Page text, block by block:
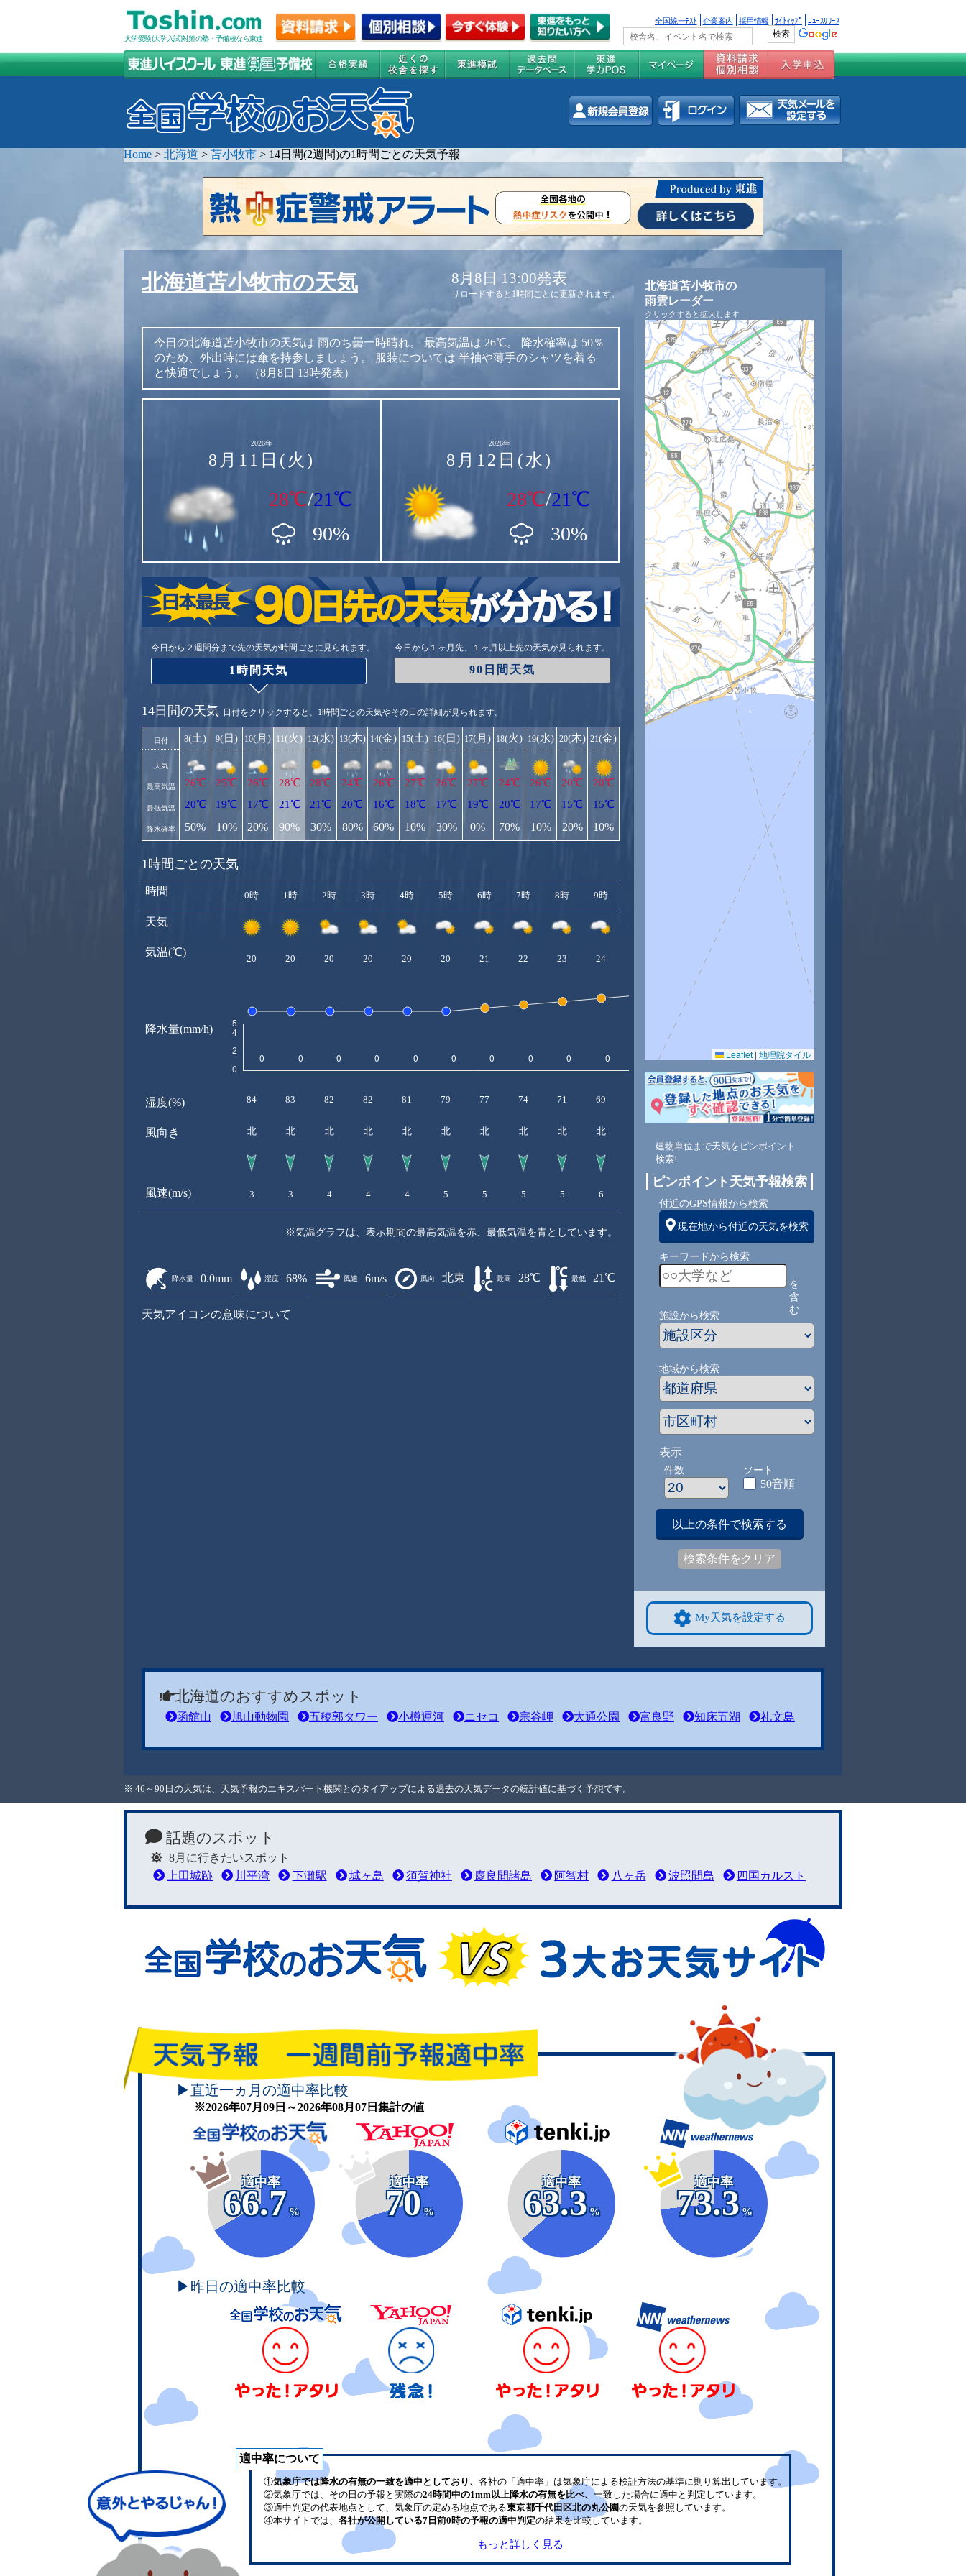
大学受験(大学入試)対策の塾・予備校なら東進
全国統一ﾃｽﾄ 企業案内 採用情報 ｻｲﾄﾏｯﾌﾟ ﾆｭｰｽﾘﾘｰｽ
Home > 北海道 > 苫小牧市 > 14日間(2週間)の1時間ごとの天気予報
北海道苫小牧市の天気 8月8日 13:00発表
リロードすると1時間ごとに更新されます。
今日の北海道苫小牧市の天気は 雨のち曇一時晴れ。 最高気温は 26℃。 降水確率は 50％
のため、外出時には傘を持参しましょう。
服装については 半袖や薄手のシャツを着る
と快適でしょう。
（8月8日 13時発表）
2026年
8月11日(火)
28℃/21℃
90%
2026年
8月12日(水)
28℃/21℃
30%
今日から２週間分まで先の天気が時間ごとに見られます。
1時間天気
今日から１ヶ月先、１ヶ月以上先の天気が見られます。
90日間天気
14日間の天気 日付をクリックすると、1時間ごとの天気やその日の詳細が見られます。
日付
天気
最高気温
最低気温
降水確率
8(土)
26℃
20℃
50%
9(日)
25℃
19℃
10%
10(月)
26℃
17℃
20%
11(火)
28℃
21℃
90%
12(水)
28℃
21℃
30%
13(木)
24℃
20℃
80%
14(金)
26℃
16℃
60%
15(土)
27℃
18℃
10%
16(日)
26℃
17℃
30%
17(月)
27℃
19℃
0%
18(火)
24℃
20℃
70%
19(水)
26℃
17℃
10%
20(木)
20℃
15℃
20%
21(金)
20℃
15℃
10%
1時間ごとの天気
時間
天気
気温(℃)
降水量(mm/h)
湿度(%)
風向き
風速(m/s)
0時 1時 2時 3時 4時 5時 6時 7時 8時 9時
20 20 20 20 20 20 21 22 23 24
84 83 82 82 81 79 77 74 71 69 66 81 87 68
北 北 北 北 北 北 北 北 北 北
3 3 4 4 4 5 5 5 5 6
※気温グラフは、表示期間の最高気温を赤、最低気温を青としています。
降水量 0.0mm 湿度 68% 風速 6m/s 風向 北東 最高 28℃ 最低 21℃
天気アイコンの意味について
北海道苫小牧市の
雨雲レーダー
クリックすると拡大します
Leaflet | 地理院タイル
建物単位まで天気をピンポイント
検索!
ピンポイント天気予報検索
付近のGPS情報から検索
現在地から付近の天気を検索
キーワードから検索
を
含
む
施設から検索
地域から検索
表示
件数 ソート
50音順
以上の条件で検索する
検索条件をクリア
My天気を設定する
北海道のおすすめスポット
函館山 旭山動物園 五稜郭タワー 小樽運河 ニセコ 宗谷岬 大通公園 富良野 知床五湖 礼文島
※ 46～90日の天気は、天気予報のエキスパート機関とのタイアップによる過去の天気データの統計値に基づく予想です。
話題のスポット
8月に行きたいスポット
上田城跡
川平湾 下灘駅 城ヶ島 須賀神社 慶良間諸島 阿智村 八ヶ岳 波照間島 四国カルスト
▶直近一ヵ月の適中率比較
※2026年07月09日～2026年08月07日集計の値
適中率
66.7
%
適中率
70
%
適中率
63.3
%
適中率
73.3
%
▶昨日の適中率比較
適中率について
①気象庁では降水の有無の一致を適中としており、 各社の「適中率」は気象庁による検証方法の基準に則り算出しています。
②気象庁では、その日の予報と実際の24時間中の1mm以上降水の有無を比べ、 一致した場合に適中と判定しています。
③適中判定の代表地点として、気象庁の定める地点である東京都千代田区北の丸公園の天気を参照しています。
④本サイトでは、 各社が公開している7日前0時の予報の適中判定の結果を比較しています。
もっと詳しく見る